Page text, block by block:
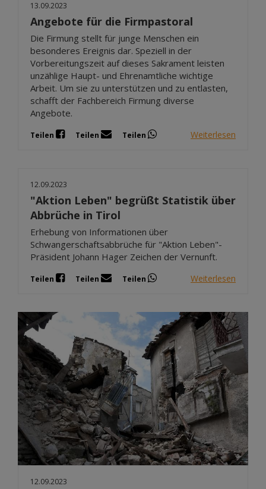
13.09.2023
Angebote für die Firmpastoral
Die Firmung stellt für junge Menschen ein
besonderes Ereignis dar. Speziell in der
Vorbereitungszeit auf dieses Sakrament leisten
unzählige Haupt- und Ehrenamtliche wichtige
Arbeit. Um sie zu unterstützen und zu entlasten,
schafft der Fachbereich Firmung diverse
Angebote.
Teilen Teilen Teilen Weiterlesen
12.09.2023
"Aktion Leben" begrüßt Statistik über
Abbrüche in Tirol
Erhebung von Informationen über
Schwangerschaftsabbrüche für "Aktion Leben"-
Präsident Johann Hager Zeichen der Vernunft.
Teilen Teilen Teilen Weiterlesen
12.09.2023